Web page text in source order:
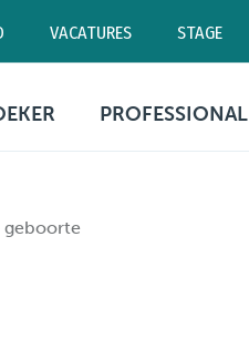
VACATURES STAGE
50 00
03 240 20 20
PROFESSIONAL
geboorte